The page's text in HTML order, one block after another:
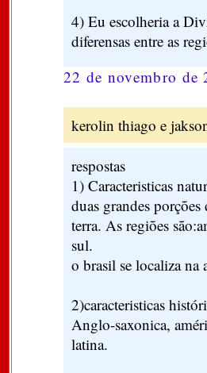
4) Eu escolheria a
diferensas entre as
22 de novembro de
kerolin thiago e
respostas
1) Caracteristicas
duas grandes
terra. As regiões
sul.
o brasil se localiza na
2)caracteristicas
Anglo-saxonica,
latina.